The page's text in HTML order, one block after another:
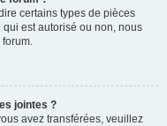
certains types de pièces
qui est autorisé ou non, nous
jointes ?
avez transférées, veuillez